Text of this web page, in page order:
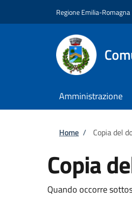
Regione Emilia-Romagna
Amministrazione
Briciole
Home / Copia del
Copia
Quando occorre